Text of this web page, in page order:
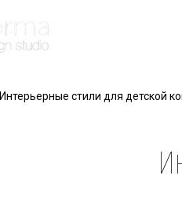
Интерьерные стили для детской